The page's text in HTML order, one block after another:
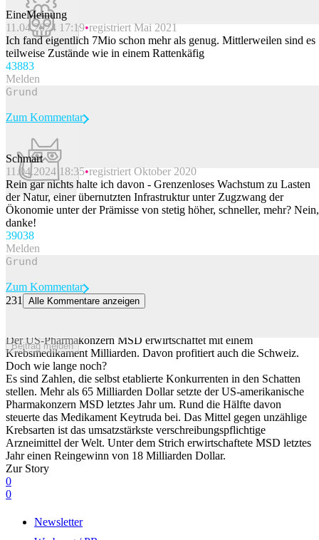
Beitrag melden
EineMeinung
11.04.2024 17:19 registriert Mai 2021
Ich fand eigentlich 7Mio schon mehr als genug. Mittlerweilen sind es
teilweise Zustände wie in einem Rattenkäfig
43883
Melden
Beitrag melden
Zum Kommentar
Schmart
11.04.2024 18:35 registriert Oktober 2020
Rein gar nichts halte ich davon - Grenzenloses Wachstum zu Lasten
der Natur, einer übernutzten Infrastruktur unter Zugzwang der
Ökonomie unter der Prämisse von stetig höher, schneller, mehr? Nein,
danke!
39038
Melden
Beitrag melden
Zum Kommentar
231
Alle Kommentare anzeigen
Der US-Pharmakonzern MSD erwirtschaftet mit einem
Krebsmedikament Milliarden. Davon profitiert auch die Schweiz.
Doch wie lange noch?
Es sind Zahlen, die selbst etablierte Konkurrenten in den Schatten
stellen. Mehr als 65 Milliarden Dollar setzte der US-amerikanische
Pharmakonzern MSD letztes Jahr um. Rund die Hälfte davon
steuerte das Medikament Keytruda bei. Das Mittel gegen unzählige
Krebsarten ist das umsatzstärkste verschreibungspflichtige
Arzneimittel der Welt. Unter dem Strich erwirtschaftete MSD letztes
Jahr einen Reingewinn von 18 Milliarden Dollar.
Zur Story
0
0
Newsletter